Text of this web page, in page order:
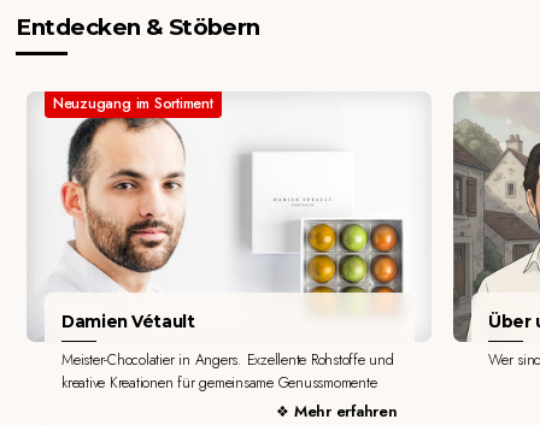
Entdecken & Stöbern
Neuzugang im Sortiment
Damien Vétault
Meister-Chocolatier in Angers. Exzellente Rohstoffe und
kreative Kreationen für gemeinsame Genussmomente
Mehr erfahren
Über
Wer